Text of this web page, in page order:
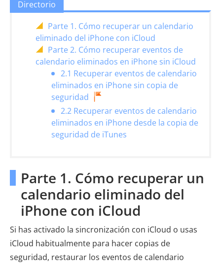
Directorio
Parte 1. Cómo recuperar un calendario
eliminado del iPhone con iCloud
Parte 2. Cómo recuperar eventos de
calendario eliminados en iPhone sin iCloud
2.1 Recuperar eventos de calendario
eliminados en iPhone sin copia de
seguridad
2.2 Recuperar eventos de calendario
eliminados en iPhone desde la copia de
seguridad de iTunes
Parte 1. Cómo recuperar un
calendario eliminado del
iPhone con iCloud
Si has activado la sincronización con iCloud o usas
iCloud habitualmente para hacer copias de
seguridad, restaurar los eventos de calendario